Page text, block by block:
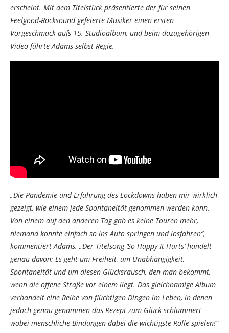
erscheint. Mit dem Titelstück präsentierte der für seinen
Feelgood-Rocksound gefeierte Musiker einen ersten
Vorgeschmack aufs 15. Studioalbum, und beim dazugehörigen
Video führte Adams selbst Regie.
„Die Pandemie und Erfahrung des Lockdowns haben mir wirklich
gezeigt, wie einem jede Spontaneität genommen werden kann.
Von einem auf den anderen Tag gab es keine Touren mehr,
niemand konnte einfach so ins Auto springen und losfahren“,
kommentiert Adams. „Der Titelsong ‘So Happy It Hurts’ handelt
genau davon: Es geht um Freiheit, um Unabhängigkeit,
Spontaneität und um diesen Glücksrausch, den man bekommt,
wenn die offene Straße vor einem liegt. Das gleichnamige Album
verhandelt eine Reihe von flüchtigen Dingen im Leben, in denen
jedoch genau genommen das Rezept zum Glück schlummert –
wobei menschliche Bindungen dabei die wichtigste Rolle spielen!“